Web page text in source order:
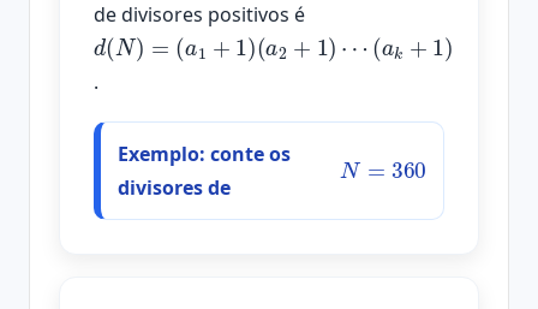
de divisores positivos é
d(N)=
(a1+1)
(a2+1)
⋯
(ak+1)
.
Exemplo: conte os
divisores de
N=360